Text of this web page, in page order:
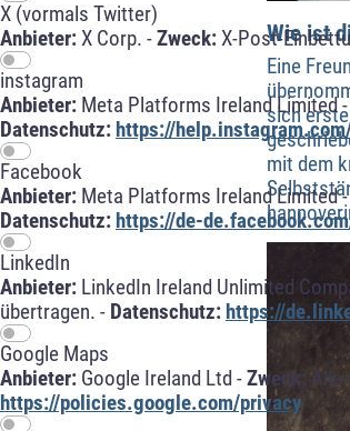
X (vormals Twitter)
Anbieter:X Corp. -Zweck:X-Post-
instagram
Anbieter: Meta Platforms Ireland Limited -
Datenschutz: https://
Facebook
Anbieter: Meta Platforms Ireland Limited -
Datenschutz: https://de-
LinkedIn
Anbieter: LinkedIn Ireland Unlimited
übertragen. - Datenschutz: https://
Google Maps
Anbieter: Google Ireland Ltd -Zweck: Alle
https://policies.google.com/privacy
Wie ist
Eine
sich
mit dem